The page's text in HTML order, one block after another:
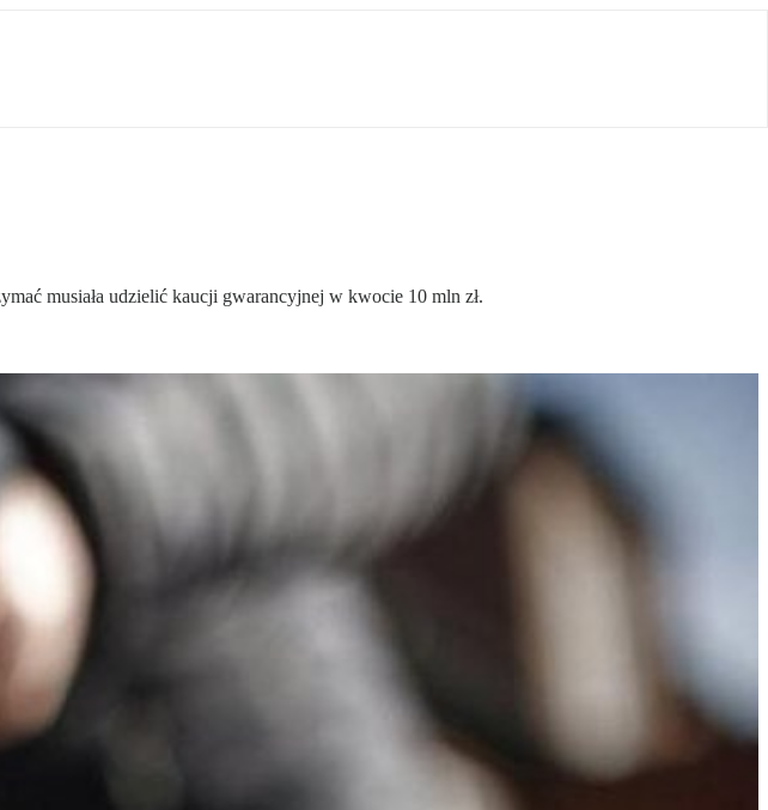
musiała udzielić kaucji gwarancyjnej w kwocie 10 mln zł.